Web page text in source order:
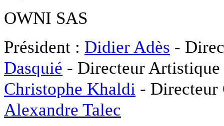
OWNI SAS
Président : Didier Adès -
Dasquié - Directeur
Christophe Khaldi -
Alexandre Talec